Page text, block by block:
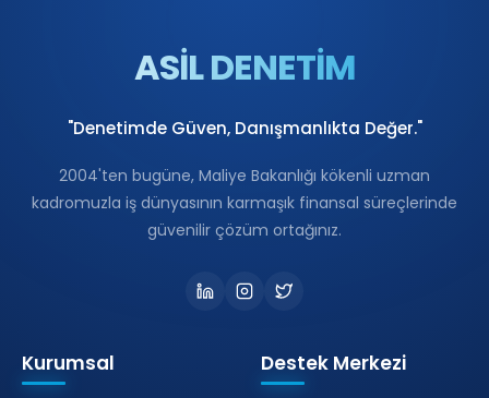
ASİL DENETİM
"Denetimde Güven, Danışmanlıkta Değer."
2004'ten bugüne, Maliye Bakanlığı kökenli uzman
kadromuzla iş dünyasının karmaşık finansal süreçlerinde
güvenilir çözüm ortağınız.
Kurumsal Destek Merkezi